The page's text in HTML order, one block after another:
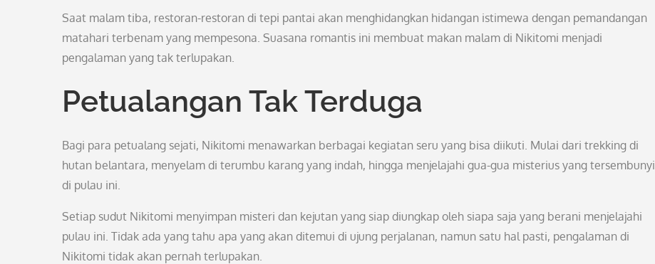
Saat malam tiba, restoran-restoran di tepi pantai akan menghidangkan hidangan istimewa dengan pemandangan
matahari terbenam yang mempesona. Suasana romantis ini membuat makan malam di Nikitomi menjadi
pengalaman yang tak terlupakan.
Petualangan Tak Terduga
Bagi para petualang sejati, Nikitomi menawarkan berbagai kegiatan seru yang bisa diikuti. Mulai dari trekking di
hutan belantara, menyelam di terumbu karang yang indah, hingga menjelajahi gua-gua misterius yang tersembunyi
di pulau ini.
Setiap sudut Nikitomi menyimpan misteri dan kejutan yang siap diungkap oleh siapa saja yang berani menjelajahi
pulau ini. Tidak ada yang tahu apa yang akan ditemui di ujung perjalanan, namun satu hal pasti, pengalaman di
Nikitomi tidak akan pernah terlupakan.